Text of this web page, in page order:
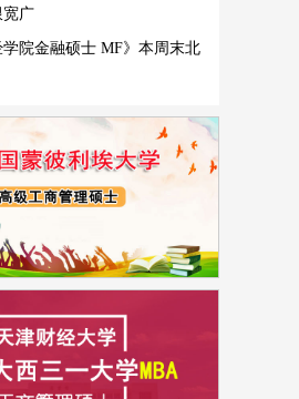
宽广
学院金融硕士 MF》本周末北